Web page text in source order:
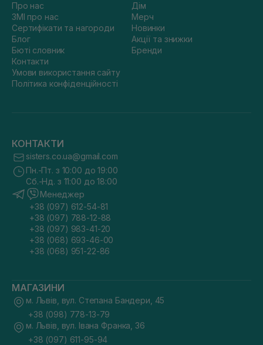
Про нас
ЗМІ про нас
Сертифікати та нагороди
Блог
Бюті словник
Контакти
Умови використання сайту
Політика конфіденційності
Дім
Мерч
Новинки
Акції та знижки
Бренди
КОНТАКТИ
sisters.co.ua@gmail.com
Пн.-Пт. з 10:00 до 19:00
Сб.-Нд. з 11:00 до 18:00
Менеджер
+38 (097) 612-54-81
+38 (097) 788-12-88
+38 (097) 983-41-20
+38 (068) 693-46-00
+38 (068) 951-22-86
МАГАЗИНИ
м. Львів, вул. Степана Бандери, 45
+38 (098) 778-13-79
м. Львів, вул. Івана Франка, 36
+38 (097) 611-95-94